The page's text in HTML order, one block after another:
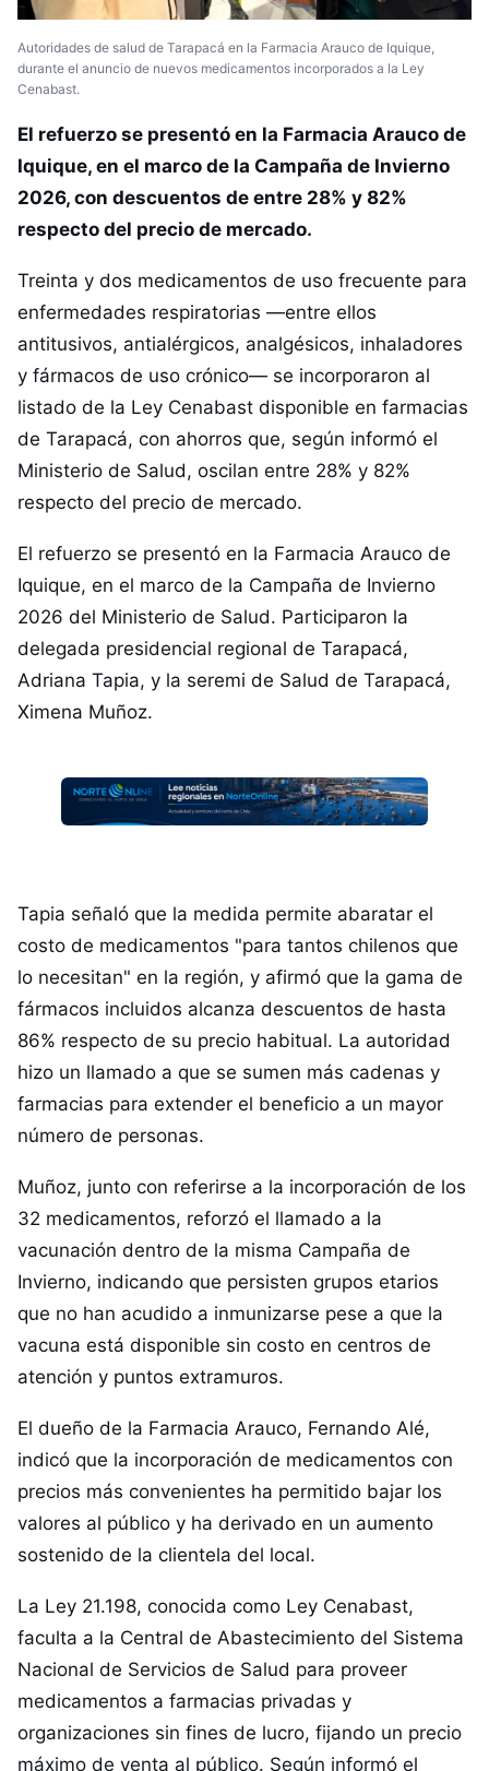
Autoridades de salud de Tarapacá en la Farmacia Arauco de Iquique,
durante el anuncio de nuevos medicamentos incorporados a la Ley
Cenabast.
El refuerzo se presentó en la Farmacia Arauco de
Iquique, en el marco de la Campaña de Invierno
2026, con descuentos de entre 28% y 82%
respecto del precio de mercado.
Treinta y dos medicamentos de uso frecuente para
enfermedades respiratorias —entre ellos
antitusivos, antialérgicos, analgésicos, inhaladores
y fármacos de uso crónico— se incorporaron al
listado de la Ley Cenabast disponible en farmacias
de Tarapacá, con ahorros que, según informó el
Ministerio de Salud, oscilan entre 28% y 82%
respecto del precio de mercado.
El refuerzo se presentó en la Farmacia Arauco de
Iquique, en el marco de la Campaña de Invierno
2026 del Ministerio de Salud. Participaron la
delegada presidencial regional de Tarapacá,
Adriana Tapia, y la seremi de Salud de Tarapacá,
Ximena Muñoz.
Tapia señaló que la medida permite abaratar el
costo de medicamentos "para tantos chilenos que
lo necesitan" en la región, y afirmó que la gama de
fármacos incluidos alcanza descuentos de hasta
86% respecto de su precio habitual. La autoridad
hizo un llamado a que se sumen más cadenas y
farmacias para extender el beneficio a un mayor
número de personas.
Muñoz, junto con referirse a la incorporación de los
32 medicamentos, reforzó el llamado a la
vacunación dentro de la misma Campaña de
Invierno, indicando que persisten grupos etarios
que no han acudido a inmunizarse pese a que la
vacuna está disponible sin costo en centros de
atención y puntos extramuros.
El dueño de la Farmacia Arauco, Fernando Alé,
indicó que la incorporación de medicamentos con
precios más convenientes ha permitido bajar los
valores al público y ha derivado en un aumento
sostenido de la clientela del local.
La Ley 21.198, conocida como Ley Cenabast,
faculta a la Central de Abastecimiento del Sistema
Nacional de Servicios de Salud para proveer
medicamentos a farmacias privadas y
organizaciones sin fines de lucro, fijando un precio
máximo de venta al público. Según informó el